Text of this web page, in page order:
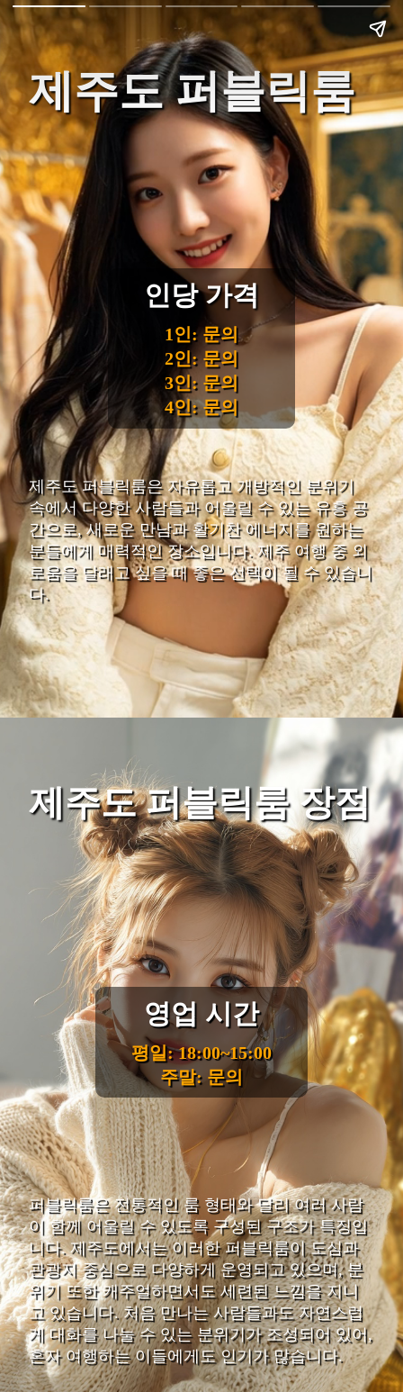
제주도 퍼블릭룸
인당 가격
1인: 문의
2인: 문의
3인: 문의
4인: 문의
제주도 퍼블릭룸은 자유롭고 개방적인 분위기
속에서 다양한 사람들과 어울릴 수 있는 유흥 공
간으로, 새로운 만남과 활기찬 에너지를 원하는
분들에게 매력적인 장소입니다. 제주 여행 중 외
로움을 달래고 싶을 때 좋은 선택이 될 수 있습니
다.
제주도 퍼블릭룸 장점
영업 시간
평일: 18:00~15:00
주말: 문의
퍼블릭룸은 전통적인 룸 형태와 달리 여러 사람
이 함께 어울릴 수 있도록 구성된 구조가 특징입
니다. 제주도에서는 이러한 퍼블릭룸이 도심과
관광지 중심으로 다양하게 운영되고 있으며, 분
위기 또한 캐주얼하면서도 세련된 느낌을 지니
고 있습니다. 처음 만나는 사람들과도 자연스럽
게 대화를 나눌 수 있는 분위기가 조성되어 있어,
혼자 여행하는 이들에게도 인기가 많습니다.